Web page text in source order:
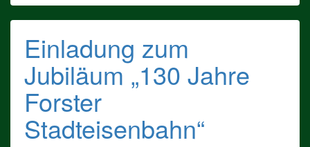
Einladung zum
Jubiläum „130 Jahre
Forster
Stadteisenbahn“